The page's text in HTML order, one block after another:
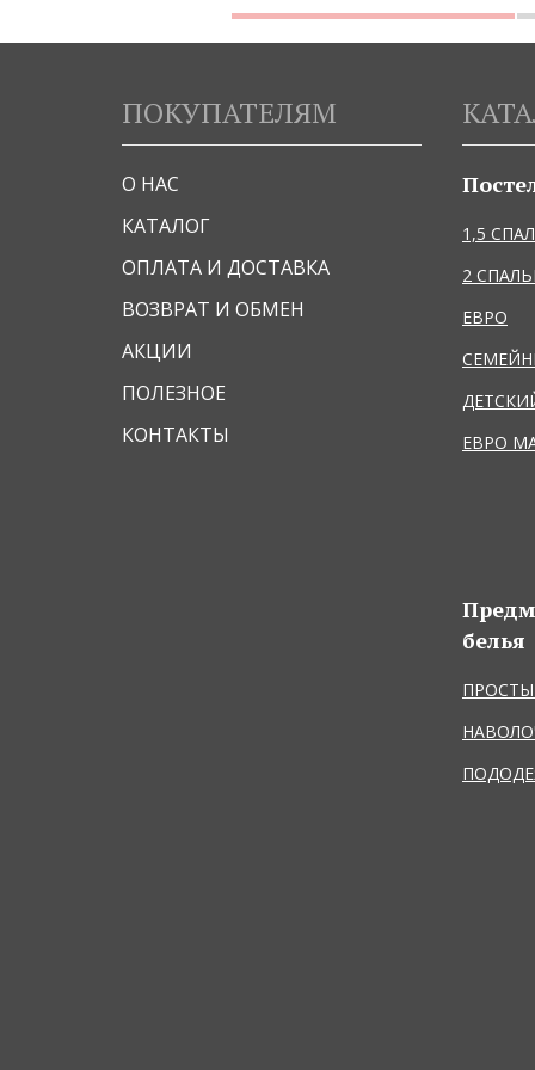
ПОКУПАТЕЛЯМ
О НАС
КАТАЛОГ
ОПЛАТА И ДОСТАВКА
ВОЗВРАТ И ОБМЕН
АКЦИИ
ПОЛЕЗНОЕ
КОНТАКТЫ
1,5
2
ЕВРО
ЕВРО
белья